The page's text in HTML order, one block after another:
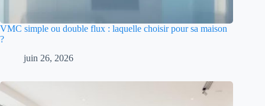
VMC simple ou double flux : laquelle choisir pour sa maison
?
juin 26, 2026